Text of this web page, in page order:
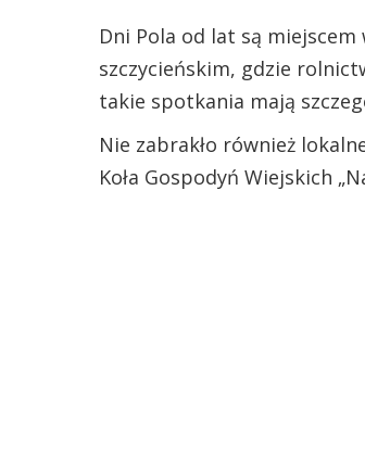
Dni Pola od lat są
szczycieńskim, gdzie
takie spotkania mają
Nie zabrakło również
Koła Gospodyń Wiejskich